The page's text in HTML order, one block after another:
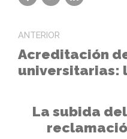
ANTERIOR
Acreditación
universitarias:
La subida